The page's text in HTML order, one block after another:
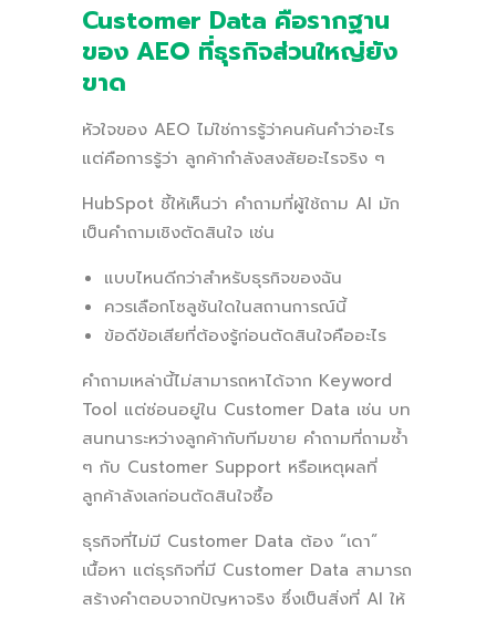
Customer Data คือรากฐาน
ของ AEO ที่ธุรกิจส่วนใหญ่ยัง
ขาด
หัวใจของ AEO ไม่ใช่การรู้ว่าคนค้นคำว่าอะไร
แต่คือการรู้ว่า ลูกค้ากำลังสงสัยอะไรจริง ๆ
HubSpot ชี้ให้เห็นว่า คำถามที่ผู้ใช้ถาม AI มัก
เป็นคำถามเชิงตัดสินใจ เช่น
แบบไหนดีกว่าสำหรับธุรกิจของฉัน
ควรเลือกโซลูชันใดในสถานการณ์นี้
ข้อดีข้อเสียที่ต้องรู้ก่อนตัดสินใจคืออะไร
คำถามเหล่านี้ไม่สามารถหาได้จาก Keyword
Tool แต่ซ่อนอยู่ใน Customer Data เช่น บท
สนทนาระหว่างลูกค้ากับทีมขาย คำถามที่ถามซ้ำ
ๆ กับ Customer Support หรือเหตุผลที่
ลูกค้าลังเลก่อนตัดสินใจซื้อ
ธุรกิจที่ไม่มี Customer Data ต้อง “เดา”
เนื้อหา แต่ธุรกิจที่มี Customer Data สามารถ
สร้างคำตอบจากปัญหาจริง ซึ่งเป็นสิ่งที่ AI ให้